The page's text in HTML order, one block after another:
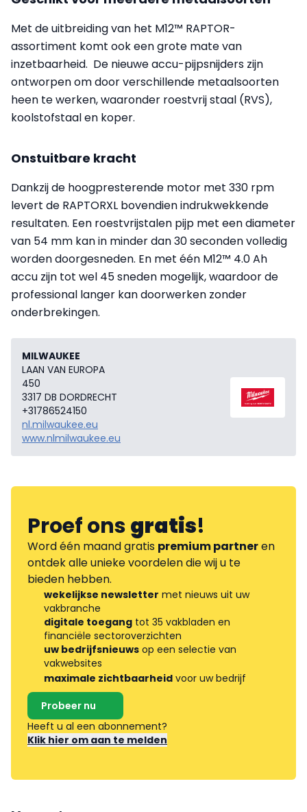
Met de uitbreiding van het M12™ RAPTOR-
assortiment komt ook een grote mate van
inzetbaarheid. De nieuwe accu-pijpsnijders zijn
ontworpen om door verschillende metaalsoorten
heen te werken, waaronder roestvrij staal (RVS),
koolstofstaal en koper.
Onstuitbare kracht
Dankzij de hoogpresterende motor met 330 rpm
levert de RAPTORXL bovendien indrukwekkende
resultaten. Een roestvrijstalen pijp met een diameter
van 54 mm kan in minder dan 30 seconden volledig
worden doorgesneden. En met één M12™ 4.0 Ah
accu zijn tot wel 45 sneden mogelijk, waardoor de
professional langer kan doorwerken zonder
onderbrekingen.
MILWAUKEE
LAAN VAN EUROPA
450
3317 DB DORDRECHT
+31786524150
nl.milwaukee.eu
www.nlmilwaukee.eu
Proef onsgratis!
Word één maand gratis premium partneren
ontdek alle unieke voordelen die wij u te
bieden hebben.
wekelijkse newsletter met nieuws uit uw
vakbranche
digitale toegang tot 35 vakbladen en
financiële sectoroverzichten
uw bedrijfsnieuws op een selectie van
vakwebsites
maximale zichtbaarheid voor uw bedrijf
Probeer nu
Heeft u al een abonnement?
Klik hier om aan te melden